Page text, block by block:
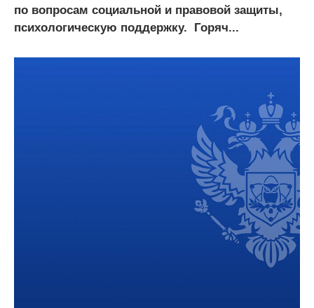
по вопросам социальной и правовой защиты,
психологическую поддержку. Горяч...